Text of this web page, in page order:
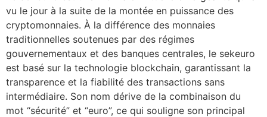
vu le jour à la suite de la montée en puissance des
cryptomonnaies. À la différence des monnaies
traditionnelles soutenues par des régimes
gouvernementaux et des banques centrales, le sekeuro
est basé sur la technologie blockchain, garantissant la
transparence et la fiabilité des transactions sans
intermédiaire. Son nom dérive de la combinaison du
mot “sécurité” et “euro”, ce qui souligne son principal